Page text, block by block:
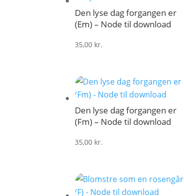
Den lyse dag forgangen er
(Em) – Node til download
35,00 kr.
Den lyse dag forgangen er
(Fm) – Node til download
35,00 kr.